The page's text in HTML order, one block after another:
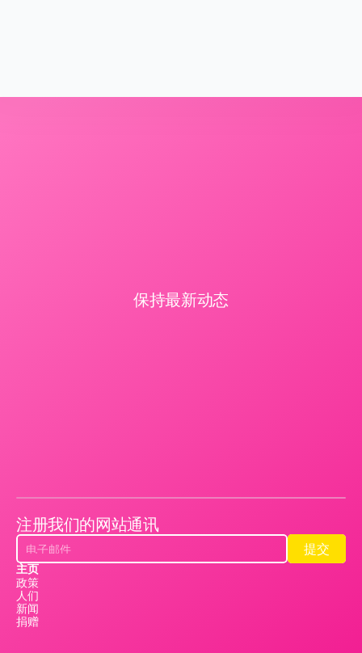
保持最新动态
注册我们的网站通讯
提交
提交
主页
政策
人们
新闻
捐赠